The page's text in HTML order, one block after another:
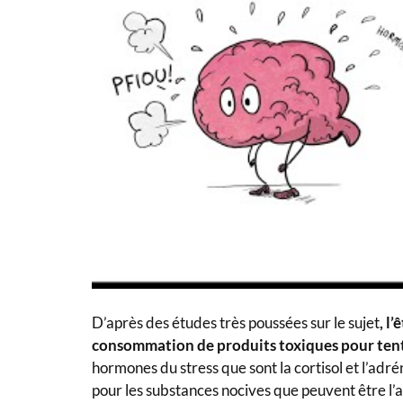
D’après des études très poussées sur le sujet,
consommation de produits toxiques pour
hormones du stress que sont la cortisol et
pour les substances nocives que peuvent être